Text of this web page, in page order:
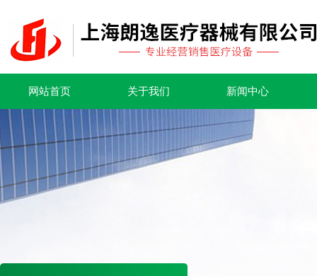
网站首页 关于我们 新闻中心